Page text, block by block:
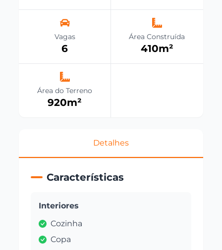
Vagas
6
Área Construída
410m²
Área do Terreno
920m²
Detalhes
Características
Interiores
Cozinha
Copa